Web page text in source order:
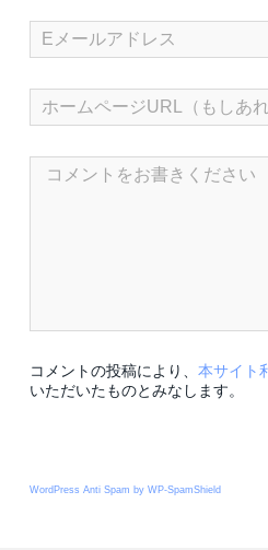
コメントの投稿により、 本サイト
いただいたものとみなします。
WordPress Anti Spam by WP-SpamShield